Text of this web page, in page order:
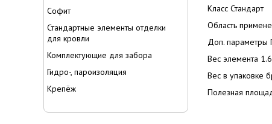
Класс Стандарт
Область
Доп. параметры
Вес элемента
Вес в упаковке
Полезная
Софит
Стандартные элементы отделки
для кровли
Комплектующие для забора
Гидро-, пароизоляция
Крепёж